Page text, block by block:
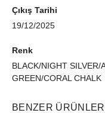
Çıkış Tarihi
19/12/2025
Renk
BLACK/NIGHT SILVER/
GREEN/CORAL CHALK
BENZER ÜRÜNLER